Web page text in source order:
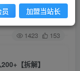
关注 私信
1423 153
【拆解】
加盟当站长